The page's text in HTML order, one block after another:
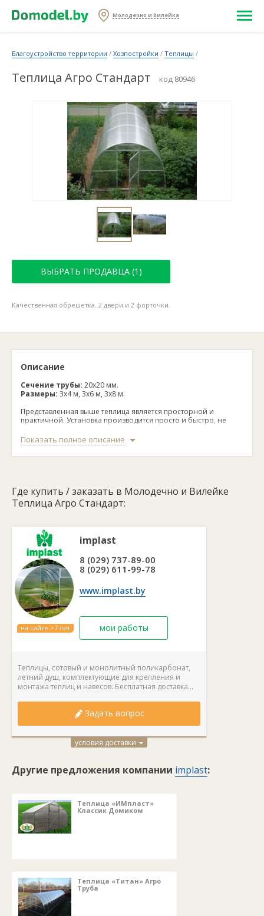
Молодечно и Вилейка
Благоустройство территории / Хозпостройки / Теплицы /
Теплица Агро Стандарт код 80946
ВЫБРАТЬ ПРОДАВЦА (1)
Качественная обрешетка. 2 двери и 2 форточки.
Описание
Сечение трубы: 20х20 мм.
Размеры: 3х4 м, 3х6 м, 3х8 м.
Представленная выше теплица является просторной и
практичной. Установка производится просто и быстро, не
Каркас очень прочный и устойчив к неблагоприятным
погодным условиям. Данная теплица- это замечательный
вариант для садоводов.
Показать полное описание
Где купить / заказать в Молодечно и Вилейке
Теплица Агро Стандарт:
на сайте >7 лет
implast
8 (029) 737-89-00
8 (029) 611-99-78
www.implast.by
мои работы
Теплицы, сотовый и монолитный поликарбонат,
летний душ, комплектующие для крепления и
монтажа теплиц и навесов. Бесплатная доставка...
Задать вопрос
условия доставки
Другие предложения компании implast:
Теплица «ИМпласт»
Классик Домиком
Теплица «Титан» Агро
Труба